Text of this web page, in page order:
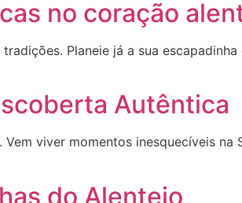
no coração
Planeie já a sua escapadinha
Autêntica
viver momentos inesquecíveis na
do Alentejo